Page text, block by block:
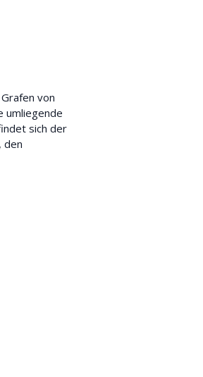
von
umliegende
sich der
den